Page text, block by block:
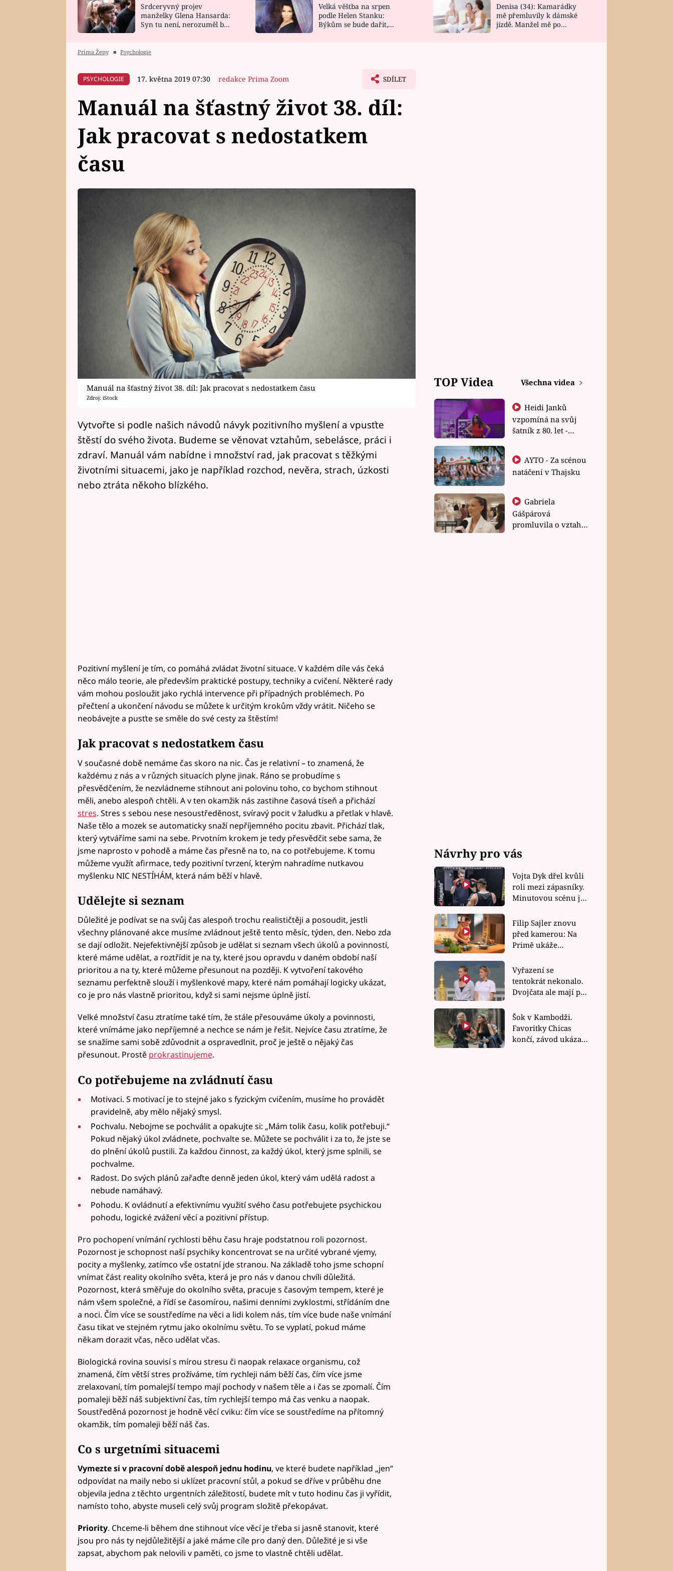
HOROSKOP NA
CELEBRITY
VAŘENÍ
NOVINKY
VIDEORECEPTY
DESIGN
Srdceryvný projev
manželky Glena Hansarda:
Syn tu není, nerozuměl by
Velká věštba na srpen
podle Helen Stanku:
Býkům se bude dařit,
Denisa (34): Kamarádky
mě přemluvily k dámské
jízdě. Manžel mě po
Prima Ženy ■ Psychologie
PSYCHOLOGIE 17. května 2019 07:30 redakce Prima Zoom SDÍLET
Manuál na šťastný život 38. díl:
Jak pracovat s nedostatkem
času
Manuál na šťastný život 38. díl: Jak pracovat s nedostatkem času
Zdroj: iStock
Vytvořte si podle našich návodů návyk pozitivního myšlení a vpusťte
štěstí do svého života. Budeme se věnovat vztahům, sebelásce, práci i
zdraví. Manuál vám nabídne i množství rad, jak pracovat s těžkými
životními situacemi, jako je například rozchod, nevěra, strach, úzkosti
nebo ztráta někoho blízkého.
Pozitivní myšlení je tím, co pomáhá zvládat životní situace. V každém díle vás čeká
něco málo teorie, ale především praktické postupy, techniky a cvičení. Některé rady
vám mohou posloužit jako rychlá intervence při případných problémech. Po
přečtení a ukončení návodu se můžete k určitým krokům vždy vrátit. Ničeho se
neobávejte a pusťte se směle do své cesty za štěstím!
Jak pracovat s nedostatkem času
V současné době nemáme čas skoro na nic. Čas je relativní – to znamená, že
každému z nás a v různých situacích plyne jinak. Ráno se probudíme s
přesvědčením, že nezvládneme stihnout ani polovinu toho, co bychom stihnout
měli, anebo alespoň chtěli. A v ten okamžik nás zastihne časová tíseň a přichází
stres. Stres s sebou nese nesoustředěnost, svíravý pocit v žaludku a přetlak v hlavě.
Naše tělo a mozek se automaticky snaží nepříjemného pocitu zbavit. Přichází tlak,
který vytváříme sami na sebe. Prvotním krokem je tedy přesvědčit sebe sama, že
jsme naprosto v pohodě a máme čas přesně na to, na co potřebujeme. K tomu
můžeme využít afirmace, tedy pozitivní tvrzení, kterým nahradíme nutkavou
myšlenku NIC NESTÍHÁM, která nám běží v hlavě.
Udělejte si seznam
Důležité je podívat se na svůj čas alespoň trochu realističtěji a posoudit, jestli
všechny plánované akce musíme zvládnout ještě tento měsíc, týden, den. Nebo zda
se dají odložit. Nejefektivnější způsob je udělat si seznam všech úkolů a povinností,
které máme udělat, a roztřídit je na ty, které jsou opravdu v daném období naší
prioritou a na ty, které můžeme přesunout na později. K vytvoření takového
seznamu perfektně slouží i myšlenkové mapy, které nám pomáhají logicky ukázat,
co je pro nás vlastně prioritou, když si sami nejsme úplně jistí.
Velké množství času ztratíme také tím, že stále přesouváme úkoly a povinnosti,
které vnímáme jako nepříjemné a nechce se nám je řešit. Nejvíce času ztratíme, že
se snažíme sami sobě zdůvodnit a ospravedlnit, proč je ještě o nějaký čas
přesunout. Prostě prokrastinujeme.
Co potřebujeme na zvládnutí času
Motivaci. S motivací je to stejné jako s fyzickým cvičením, musíme ho provádět
pravidelně, aby mělo nějaký smysl.
Pochvalu. Nebojme se pochválit a opakujte si: „Mám tolik času, kolik potřebuji.“
Pokud nějaký úkol zvládnete, pochvalte se. Můžete se pochválit i za to, že jste se
do plnění úkolů pustili. Za každou činnost, za každý úkol, který jsme splnili, se
pochvalme.
Radost. Do svých plánů zařaďte denně jeden úkol, který vám udělá radost a
nebude namáhavý.
Pohodu. K ovládnutí a efektivnímu využití svého času potřebujete psychickou
pohodu, logické zvážení věcí a pozitivní přístup.
Pro pochopení vnímání rychlosti běhu času hraje podstatnou roli pozornost.
Pozornost je schopnost naší psychiky koncentrovat se na určité vybrané vjemy,
pocity a myšlenky, zatímco vše ostatní jde stranou. Na základě toho jsme schopní
vnímat část reality okolního světa, která je pro nás v danou chvíli důležitá.
Pozornost, která směřuje do okolního světa, pracuje s časovým tempem, které je
nám všem společné, a řídí se časomírou, našimi denními zvyklostmi, střídáním dne
a noci. Čím více se soustředíme na věci a lidi kolem nás, tím více bude naše vnímání
času tikat ve stejném rytmu jako okolnímu světu. To se vyplatí, pokud máme
někam dorazit včas, něco udělat včas.
Biologická rovina souvisí s mírou stresu či naopak relaxace organismu, což
znamená, čím větší stres prožíváme, tím rychleji nám běží čas, čím více jsme
zrelaxovaní, tím pomalejší tempo mají pochody v našem těle a i čas se zpomalí. Čím
pomaleji běží náš subjektivní čas, tím rychlejší tempo má čas venku a naopak.
Soustředěná pozornost je hodně věcí cviku: čím více se soustředíme na přítomný
okamžik, tím pomaleji běží náš čas.
Co s urgetními situacemi
Vymezte si v pracovní době alespoň jednu hodinu, ve které budete například „jen“
odpovídat na maily nebo si uklízet pracovní stůl, a pokud se dříve v průběhu dne
objevila jedna z těchto urgentních záležitostí, budete mít v tuto hodinu čas ji vyřídit,
namísto toho, abyste museli celý svůj program složitě překopávat.
Priority. Chceme-li během dne stihnout více věcí je třeba si jasně stanovit, které
jsou pro nás ty nejdůležitější a jaké máme cíle pro daný den. Důležité je si vše
zapsat, abychom pak nelovili v paměti, co jsme to vlastně chtěli udělat.
TOP Videa Všechna videa
Heidi Janků
vzpomíná na svůj
šatník z 80. let -
natáčení v Thajsku
Gabriela
Gášpárová
promluvila o vztahu
Návrhy pro vás
Vojta Dyk dřel kvůli
roli mezi zápasníky.
Minutovou scénu jel
Filip Sajler znovu
před kamerou: Na
Primě ukáže
rychlé recepty
Vyřazení se
tentokrát nekonalo.
Dvojčata ale mají po
závodu nůž na krku
Šok v Kambodži.
Favoritky Chicas
končí, závod ukázal